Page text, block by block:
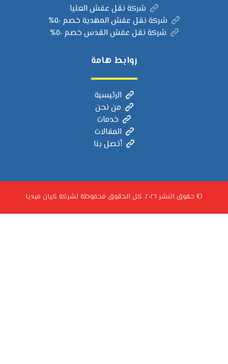
شركة نقل عفش العليا
شركة نقل عفش المهدية خصم ٥٠%
شركة نقل عفش القدس خصم ٥٠%
روابط هامة
الرئيسية
من نحن
خدمات
المقالات
أتصل بنا
© حقوق النشر ٢٠٢٦. كل الحقوق محفوظة لشركة كيان ميديا